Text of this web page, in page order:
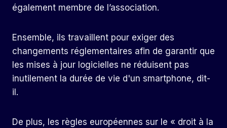
également membre de l’association.
Ensemble, ils travaillent pour exiger des
changements réglementaires afin de garantir que
les mises à jour logicielles ne réduisent pas
inutilement la durée de vie d'un smartphone, dit-
il.
De plus, les règles européennes sur le « droit à la